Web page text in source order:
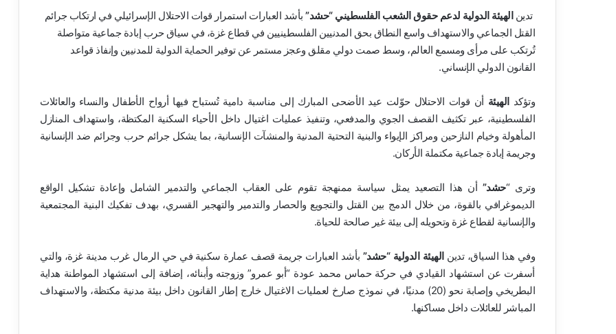
تدينالهيئة الدولية لدعم حقوق الشعب الفلسطيني “حشد” بأشد العبارات استمرار قوات الاحتلال الإسرائيلي في ارتكاب جرائم
القتل الجماعي والاستهداف واسع النطاق بحق المدنيين الفلسطينيين في قطاع غزة، في سياق حرب إبادة جماعية متواصلة
تُرتكب على مرأى ومسمع العالم، وسط صمت دولي مقلق وعجز مستمر عن توفير الحماية الدولية للمدنيين وإنفاذ قواعد
القانون الدولي الإنساني.
وتؤكدالهيئة أن قوات الاحتلال حوّلت عيد الأضحى المبارك إلى مناسبة دامية تُستباح فيها أرواح الأطفال والنساء والعائلات
الفلسطينية، عبر تكثيف القصف الجوي والمدفعي، وتنفيذ عمليات اغتيال داخل الأحياء السكنية المكتظة، واستهداف المنازل
المأهولة وخيام النازحين ومراكز الإيواء والبنية التحتية المدنية والمنشآت الإنسانية، بما يشكل جرائم حرب وجرائم ضد الإنسانية
وجريمة إبادة جماعية مكتملة الأركان.
وترى “حشد” أن هذا التصعيد يمثل سياسة ممنهجة تقوم على العقاب الجماعي والتدمير الشامل وإعادة تشكيل الواقع
الديموغرافي بالقوة، من خلال الدمج بين القتل والتجويع والحصار والتدمير والتهجير القسري، بهدف تفكيك البنية المجتمعية
والإنسانية لقطاع غزة وتحويله إلى بيئة غير صالحة للحياة.
وفي هذا السياق، تدينالهيئة الدولية “حشد” بأشد العبارات جريمة قصف عمارة سكنية في حي الرمال غرب مدينة غزة، والتي
أسفرت عن استشهاد القيادي في حركة حماس محمد عودة “أبو عمرو” وزوجته وأبنائه، إضافة إلى استشهاد المواطنة هداية
البطريخي وإصابة نحو (20) مدنيًا، في نموذج صارخ لعمليات الاغتيال خارج إطار القانون داخل بيئة مدنية مكتظة، والاستهداف
المباشر للعائلات داخل مساكنها.